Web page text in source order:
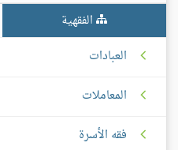
الفقهية
العبادات
المعاملات
فقه الأسرة